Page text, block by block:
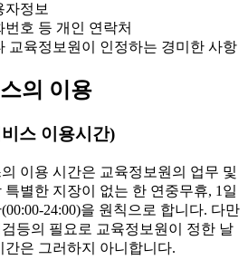
자정보
호 등 개인 연락처
교육정보원이 인정하는 경미한 사항
의 이용
스 이용시간)
이용 시간은 교육정보원의 업무 및
특별한 지장이 없는 한 연중무휴, 1일
24:00)을 원칙으로 합니다. 다만
등의 필요로 교육정보원이 정한 날
간은 그러하지 아니합니다.